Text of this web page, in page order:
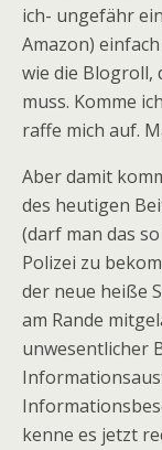
ich- ungefähr
Amazon)
wie die Blogroll,
muss. Komme
raffe mich auf.
Aber damit
des heutigen
(darf man das
Polizei zu
der neue heiße
am Rande
unwesentlicher
kenne es jetzt